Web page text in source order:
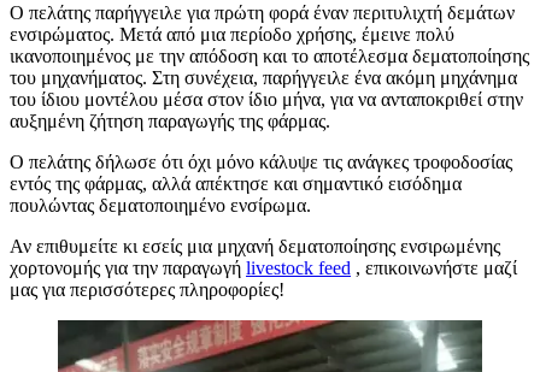
Ο πελάτης παρήγγειλε για πρώτη φορά έναν περιτυλιχτή δεμάτων
ενσιρώματος. Μετά από μια περίοδο χρήσης, έμεινε πολύ
ικανοποιημένος με την απόδοση και το αποτέλεσμα δεματοποίησης
του μηχανήματος. Στη συνέχεια, παρήγγειλε ένα ακόμη μηχάνημα
του ίδιου μοντέλου μέσα στον ίδιο μήνα, για να ανταποκριθεί στην
αυξημένη ζήτηση παραγωγής της φάρμας.
Ο πελάτης δήλωσε ότι όχι μόνο κάλυψε τις ανάγκες τροφοδοσίας
εντός της φάρμας, αλλά απέκτησε και σημαντικό εισόδημα
πουλώντας δεματοποιημένο ενσίρωμα.
Αν επιθυμείτε κι εσείς μια μηχανή δεματοποίησης ενσιρωμένης
χορτονομής για την παραγωγή livestock feed , επικοινωνήστε μαζί
μας για περισσότερες πληροφορίες!